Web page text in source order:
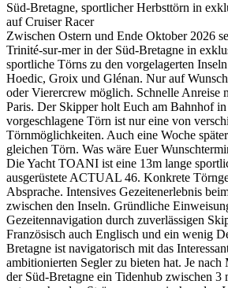
Süd-Bretagne, sportlicher Herbsttörn in
auf Cruiser Racer
Zwischen Ostern und Ende Oktober 2026
Trinité-sur-mer in der Süd-Bretagne in
sportliche Törns zu den vorgelagerten
Hoedic, Groix und Glénan. Nur auf
oder Vierercrew möglich. Schnelle
Paris. Der Skipper holt Euch am Bahnhof
vorgeschlagene Törn ist nur eine von
Törnmöglichkeiten. Auch eine Woche
gleichen Törn. Was wäre Euer
Die Yacht TOANI ist eine 13m lange
ausgerüstete ACTUAL 46. Konkrete
Absprache. Intensives Gezeitenerlebnis
zwischen den Inseln. Gründliche
Gezeitennavigation durch zuverlässigen
Französisch auch Englisch und ein wenig
Bretagne ist navigatorisch mit das
ambitionierten Segler zu bieten hat. Je nach
der Süd-Bretagne ein Tidenhub zwischen 3